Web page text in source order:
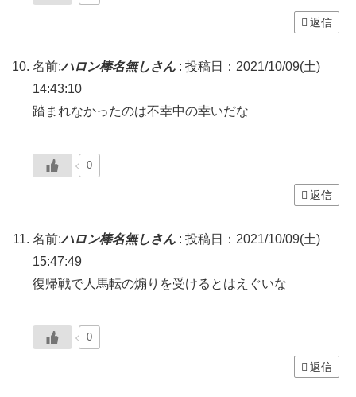
返信
名前:ハロン棒名無しさん : 投稿日：2021/10/09(土)
14:43:10
踏まれなかったのは不幸中の幸いだな
0
返信
名前:ハロン棒名無しさん : 投稿日：2021/10/09(土)
15:47:49
復帰戦で人馬転の煽りを受けるとはえぐいな
0
返信